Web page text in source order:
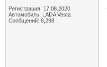
Регистрация: 17.08.2020
Автомобиль: LADA Vesta
Сообщений: 8,298